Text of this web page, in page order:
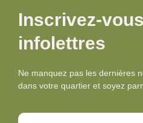
Inscrivez-
infolettres
Ne manquez pas les dernières
dans votre quartier et soyez